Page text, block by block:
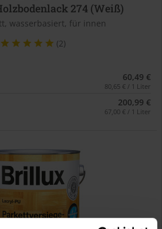
274 (Weiß)
wasserbasiert, für innen
(2)
60,49 €
80,65 € / 1 Liter
200,99 €
67,00 € / 1 Liter